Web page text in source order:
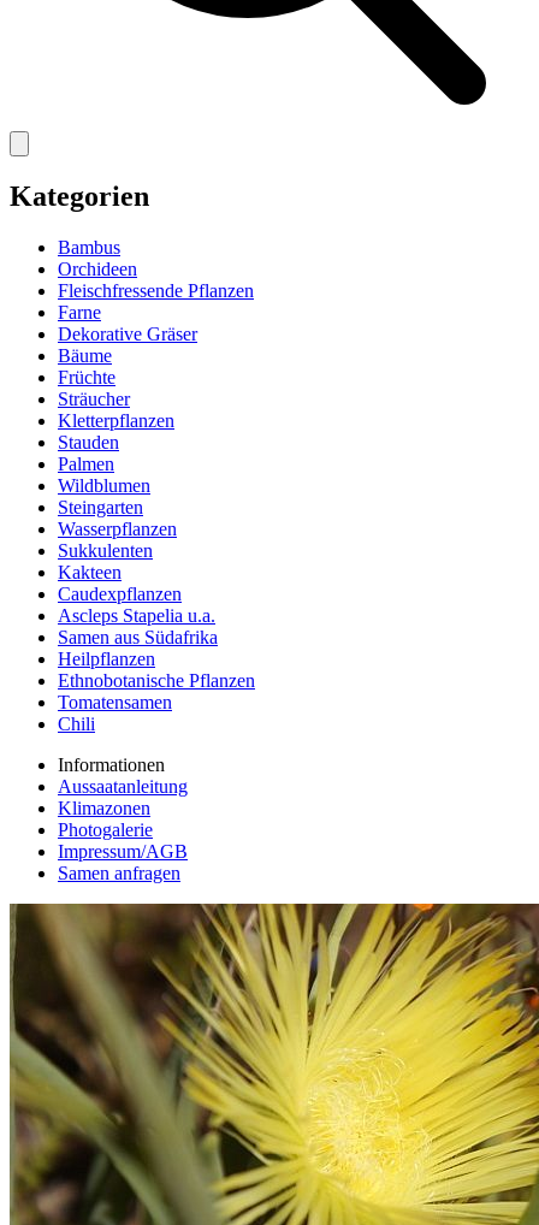
Kategorien
Bambus
Orchideen
Fleischfressende Pflanzen
Farne
Dekorative Gräser
Bäume
Früchte
Sträucher
Kletterpflanzen
Stauden
Palmen
Wildblumen
Steingarten
Wasserpflanzen
Sukkulenten
Kakteen
Caudexpflanzen
Ascleps Stapelia u.a.
Samen aus Südafrika
Heilpflanzen
Ethnobotanische Pflanzen
Tomatensamen
Chili
Informationen
Aussaatanleitung
Klimazonen
Photogalerie
Impressum/AGB
Samen anfragen